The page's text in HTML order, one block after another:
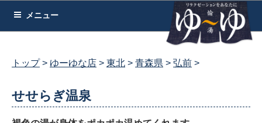
メニュー
トップ ゆーゆな店 東北 青森県 弘前
せせらぎ温泉